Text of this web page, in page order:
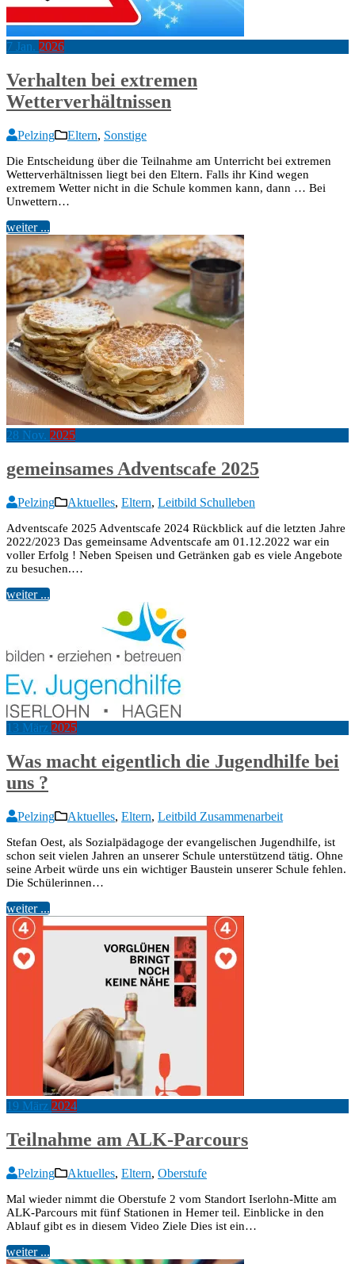
7 Jan. 2026
Verhalten bei extremen
Wetterverhältnissen
Pelzing Eltern, Sonstige
Die Entscheidung über die Teilnahme am Unterricht bei extremen
Wetterverhältnissen liegt bei den Eltern. Falls ihr Kind wegen
extremem Wetter nicht in die Schule kommen kann, dann … Bei
Unwettern…
weiter ...
28 Nov. 2025
gemeinsames Adventscafe 2025
Pelzing Aktuelles, Eltern, Leitbild Schulleben
Adventscafe 2025 Adventscafe 2024 Rückblick auf die letzten Jahre
2022/2023 Das gemeinsame Adventscafe am 01.12.2022 war ein
voller Erfolg ! Neben Speisen und Getränken gab es viele Angebote
zu besuchen.…
weiter ...
13 März 2025
Was macht eigentlich die Jugendhilfe bei
uns ?
Pelzing Aktuelles, Eltern, Leitbild Zusammenarbeit
Stefan Oest, als Sozialpädagoge der evangelischen Jugendhilfe, ist
schon seit vielen Jahren an unserer Schule unterstützend tätig. Ohne
seine Arbeit würde uns ein wichtiger Baustein unserer Schule fehlen.
Die Schülerinnen…
weiter ...
19 März 2024
Teilnahme am ALK-Parcours
Pelzing Aktuelles, Eltern, Oberstufe
Mal wieder nimmt die Oberstufe 2 vom Standort Iserlohn-Mitte am
ALK-Parcours mit fünf Stationen in Hemer teil. Einblicke in den
Ablauf gibt es in diesem Video Ziele Dies ist ein…
weiter ...